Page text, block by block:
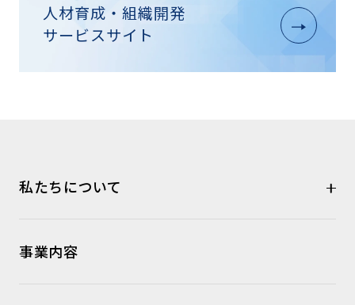
人材育成・組織開発
サービスサイト
私たちについて
事業内容